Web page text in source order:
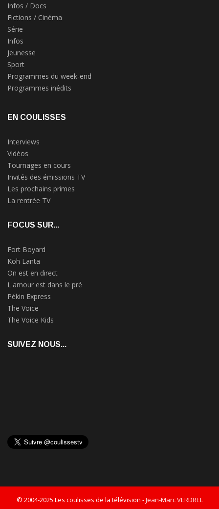
Infos / Docs
Fictions / Cinéma
Série
Infos
Jeunesse
Sport
Programmes du week-end
Programmes inédits
EN COULISSES
Interviews
Vidéos
Tournages en cours
Invités des émissions TV
Les prochains primes
La rentrée TV
FOCUS SUR...
Fort Boyard
Koh Lanta
On est en direct
L'amour est dans le pré
Pékin Express
The Voice
The Voice Kids
SUIVEZ NOUS...
© 2004-2025 Les coulisses de la télévision -Jean-Marc VERDREL